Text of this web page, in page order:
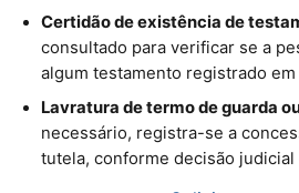
Certidão de existência de
consultado para verificar se a
algum testamento registrado
Lavratura de termo de guarda
necessário, registra-se a
tutela, conforme decisão